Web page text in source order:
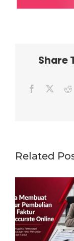
Share
Facebook
Related